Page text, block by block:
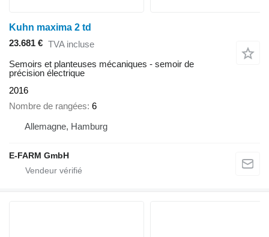
Kuhn maxima 2 td
23.681 € TVA incluse
Semoirs et planteuses mécaniques - semoir de
précision électrique
2016
Nombre de rangées 6
Allemagne, Hamburg
E-FARM GmbH